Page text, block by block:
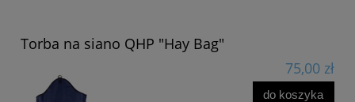
Torba na siano QHP "Hay Bag"
75,00 zł
do koszyka